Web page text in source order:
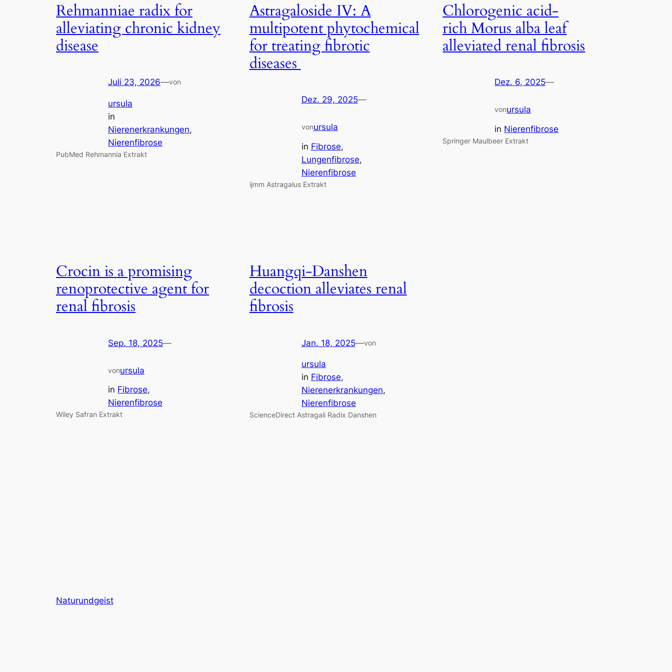
Rehmanniae radix for
alleviating chronic kidney
disease
Juli 23, 2026—von
ursula
in
Nierenerkrankungen
Nierenfibrose
PubMed Rehmannia Extrakt
Astragaloside IV: A
multipotent phytochemical
for treating fibrotic
diseases
Dez. 29, 2025—
vonursula
in Fibrose
Lungenfibrose
Nierenfibrose
ijmm Astragalus Extrakt
Chlorogenic acid-
rich Morus alba leaf
alleviated renal fibrosis
Dez. 6, 2025—
vonursula
in Nierenfibrose
Springer Maulbeer Extrakt
Crocin is a promising
renoprotective agent for
renal fibrosis
Sep. 18, 2025—
vonursula
in Fibrose
Nierenfibrose
Wiley Safran Extrakt
Huangqi-Danshen
decoction alleviates renal
fibrosis
Jan. 18, 2025—von
ursula
in Fibrose
Nierenerkrankungen
Nierenfibrose
ScienceDirect Astragali Radix Danshen
Naturundgeist